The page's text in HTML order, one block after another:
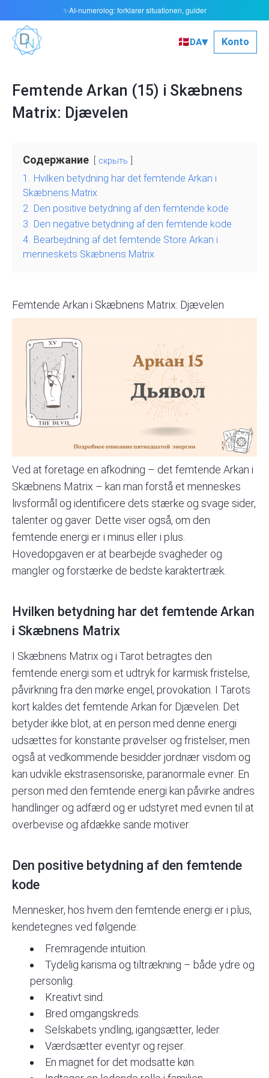
🇩🇰DA▾ Konto
Femtende Arkan (15) i Skæbnens
Matrix: Djævelen
Содержание скрыть
1. Hvilken betydning har det femtende Arkan i
Skæbnens Matrix
2. Den positive betydning af den femtende kode
3. Den negative betydning af den femtende kode
4. Bearbejdning af det femtende Store Arkan i
menneskets Skæbnens Matrix
Femtende Arkan i Skæbnens Matrix: Djævelen
Ved at foretage en afkodning – det femtende Arkan i
Skæbnens Matrix – kan man forstå et menneskes
livsformål og identificere dets stærke og svage sider,
talenter og gaver. Dette viser også, om den
femtende energi er i minus eller i plus.
Hovedopgaven er at bearbejde svagheder og
mangler og forstærke de bedste karaktertræk.
Hvilken betydning har det femtende Arkan
i Skæbnens Matrix
I Skæbnens Matrix og i Tarot betragtes den
femtende energi som et udtryk for karmisk fristelse,
påvirkning fra den mørke engel, provokation. I Tarots
kort kaldes det femtende Arkan for Djævelen. Det
betyder ikke blot, at en person med denne energi
udsættes for konstante prøvelser og fristelser, men
også at vedkommende besidder jordnær visdom og
kan udvikle ekstrasensoriske, paranormale evner. En
person med den femtende energi kan påvirke andres
handlinger og adfærd og er udstyret med evnen til at
overbevise og afdække sande motiver.
Den positive betydning af den femtende
kode
Mennesker, hos hvem den femtende energi er i plus,
kendetegnes ved følgende:
Fremragende intuition
Tydelig karisma og tiltrækning – både ydre og
personlig.
Kreativt sind.
Bred omgangskreds.
Selskabets yndling, igangsætter, leder.
Værdsætter eventyr og rejser.
En magnet for det modsatte køn.
✨AI-numerolog: forklarer situationen, guider